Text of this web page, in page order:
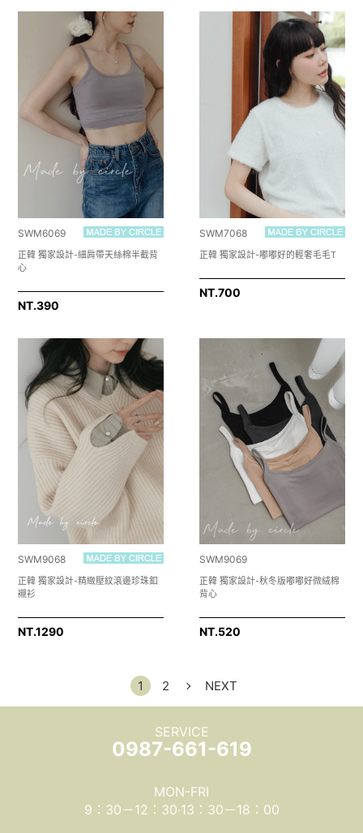
SWM6069
正韓 獨家設計-細肩帶天絲棉半截背
心
NT.390
SWM7068
正韓 獨家設計-嘟嘟好的輕奢毛毛T
NT.700
SWM9068
正韓 獨家設計-精緻壓紋滾邊珍珠釦
襯衫
NT.1290
SWM9069
正韓 獨家設計-秋冬版嘟嘟好微絨棉
背心
NT.520
1 2 NEXT
SERVICE
0987-661-619
MON-FRI
9：30－12：30‧13：30－18：00